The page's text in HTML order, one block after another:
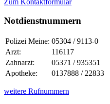
Zum Kontaktformular
Notdienstnummern
Polizei Meine: 05304 / 9113-0
Arzt:
116117
Zahnarzt:
05371 / 935351
Apotheke:
0137888 / 22833
weitere Rufnummern